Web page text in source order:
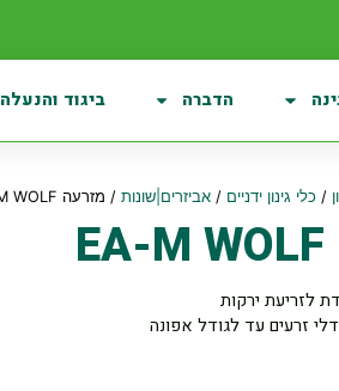
הדברה ביגוד והנעלה
/ כלי גינון ידניים /אביזרים|שונות / מזרעה EA-M WOLF
לזריעת ירקות